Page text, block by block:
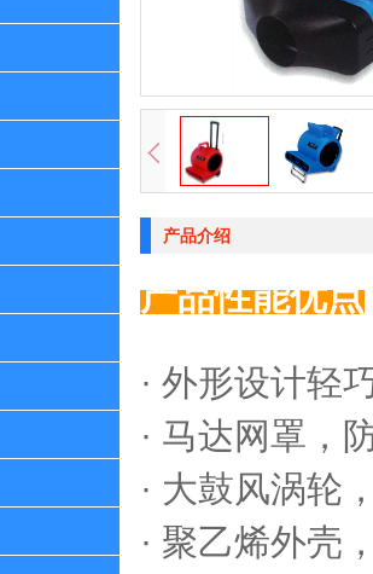
产品介绍
产品性能优点
· 外形设计轻
· 马达网罩，
· 大鼓风涡轮
· 聚乙烯外壳